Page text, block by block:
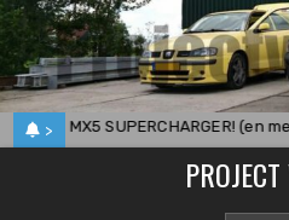
Skip
to
content
> MX5 SUPERCHARGER! (en